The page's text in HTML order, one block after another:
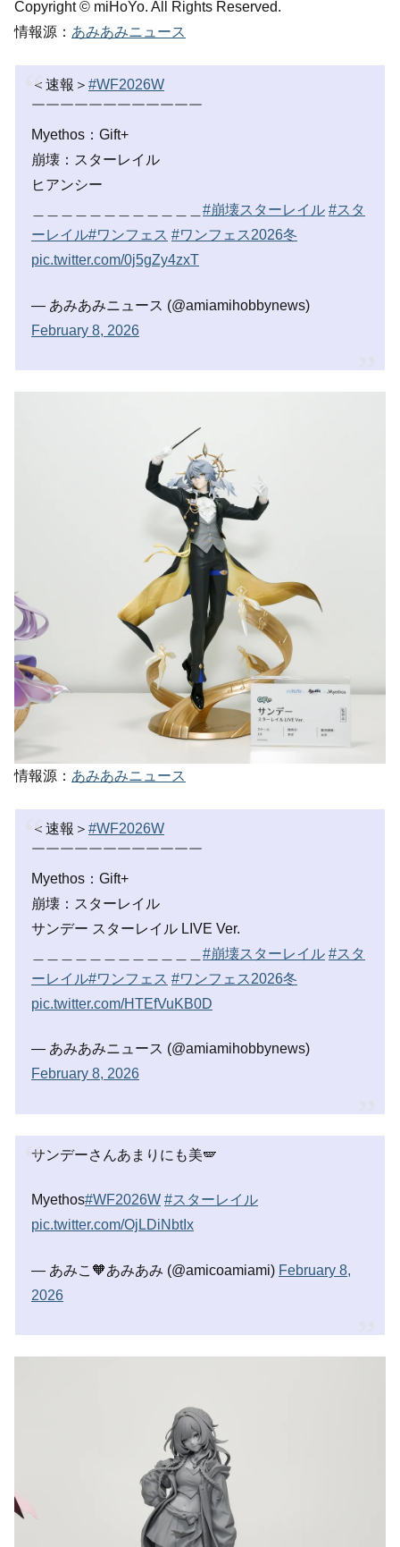
Copyright © miHoYo. All Rights Reserved.
情報源： あみあみニュース
＜速報＞ #WF2026W
￣￣￣￣￣￣￣￣￣￣￣￣
Myethos：Gift+
崩壊：スターレイル
ヒアンシー
#崩壊スターレイル #スタ
ーレイル#ワンフェス #ワンフェス2026冬
pic.twitter.com/0j5gZy4zxT
— あみあみニュース (@amiamihobbynews)
February 8, 2026
情報源： あみあみニュース
＜速報＞ #WF2026W
￣￣￣￣￣￣￣￣￣￣￣￣
Myethos：Gift+
崩壊：スターレイル
サンデー スターレイル LIVE Ver.
#崩壊スターレイル #スタ
ーレイル#ワンフェス #ワンフェス2026冬
pic.twitter.com/HTEfVuKB0D
— あみあみニュース (@amiamihobbynews)
February 8, 2026
サンデーさんあまりにも美🪽
Myethos#WF2026W #スターレイル
pic.twitter.com/OjLDiNbtIx
— あみこ🧡あみあみ (@amicoamiami) February 8,
2026